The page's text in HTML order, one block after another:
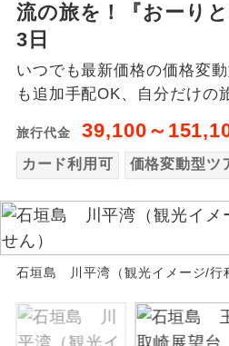
流の旅を！『おーり
3日
いつでも最新価格の価格変
も追加手配OK、自分だけの
旅行代金 39,100～
カード利用可 価格変動型ツ
石垣島 川平湾（観光イメージ/行
バスガイド乗
務
バスガイド
新コース 初登場のコ
世界遺産
ユネスコに
然遺産を訪ね
絶景スポッ
露天風呂
す。
よって料金が変動いた
以下の注意事項をあらか
ますようお願いいたしま
お支払いについて
お支払いは、クレジット
ります。
お申し込みの最後にクレ
していただき、決済手続
て、ご旅行の契約が成立
ご予約方法について